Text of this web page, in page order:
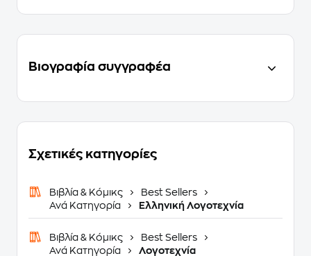
Βιογραφία συγγραφέα
Σχετικές κατηγορίες
Βιβλία & Κόμικς
Best Sellers
Ανά Κατηγορία
Ελληνική Λογοτεχνία
Βιβλία & Κόμικς
Best Sellers
Ανά Κατηγορία
Λογοτεχνία